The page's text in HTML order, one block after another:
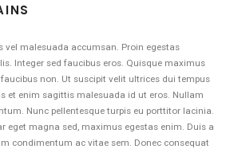
vel malesuada accumsan. Proin egestas
Integer sed faucibus eros. Quisque maximus
non. Ut suscipit velit ultrices dui tempus
et enim sagittis malesuada id ut eros. Nullam
Nunc pellentesque turpis eu porttitor lacinia.
eget magna sed, maximus egestas enim. Duis a
condimentum ac vitae sem. Donec consequat